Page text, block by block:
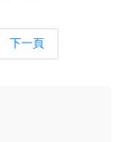
下一頁